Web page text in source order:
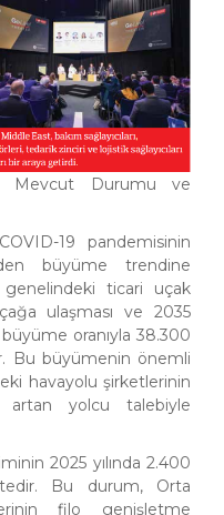
Mevcut Durumu ve
19 pandemisinin
büyüme trendine
genelindeki ticari uçak
ulaşması ve 2035
büyüme oranıyla 38.300
Bu büyümenin önemli
havayolu şirketlerinin
yolcu talebiyle
2025 yılında 2.400
Bu durum, Orta
filo genişletme